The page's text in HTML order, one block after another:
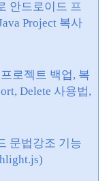
안드로이드 프
Project 복사
로젝트 백업, 복
Delete 사용법,
문법강조 기능